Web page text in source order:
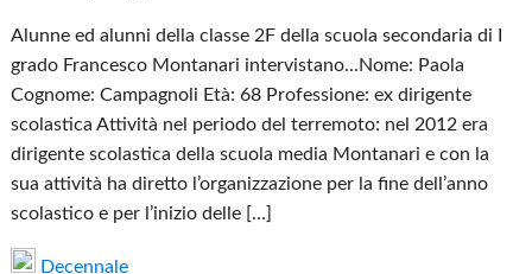
Alunne ed alunni della classe 2F della scuola secondaria di I
grado Francesco Montanari intervistano...Nome: Paola
Cognome: Campagnoli Età: 68 Professione: ex dirigente
scolastica Attività nel periodo del terremoto: nel 2012 era
dirigente scolastica della scuola media Montanari e con la
sua attività ha diretto l’organizzazione per la fine dell’anno
scolastico e per l’inizio delle […]
Decennale